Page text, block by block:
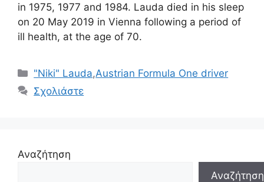
in 1975, 1977 and 1984. Lauda died in his sleep
on 20 May 2019 in Vienna following a period of
ill health, at the age of 70.
Κατηγορίες
"Niki" Lauda,Austrian Formula One driver
Σχολιάστε
Αναζήτηση
Αναζήτηση